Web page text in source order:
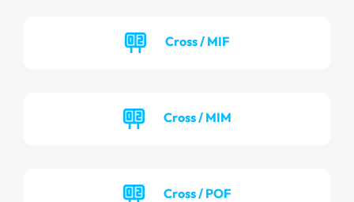
Cross / MIF
Cross / MIM
Cross / POF